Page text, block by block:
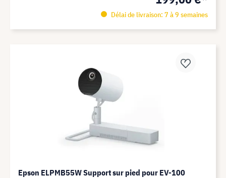
Délai de livraison: 7 à 9 semaines
Epson ELPMB55W Support sur pied pour EV-100